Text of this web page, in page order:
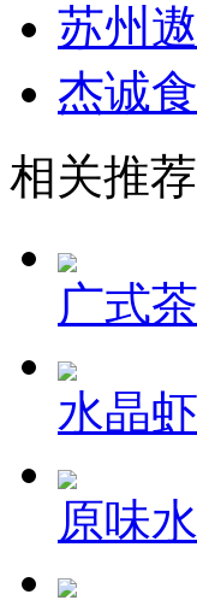
苏州
杰诚
相关推
广式
水晶
原味